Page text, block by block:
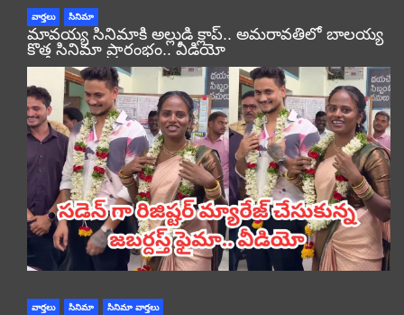
వార్తలు సినిమా
మావయ్య సినిమాకి అల్లుడి క్లాప్.. అమరావతిలో బాలయ్య
కొత్త సినిమా ప్రారంభం.. వీడియో
వార్తలు సినిమా సినిమా వార్తలు